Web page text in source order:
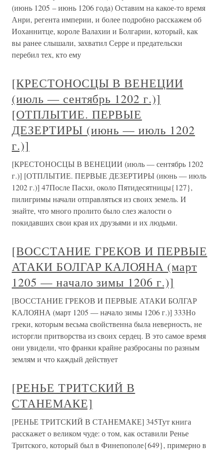
(июнь 1205 – июнь 1206 года) Оставим на какое-то время
Анри, регента империи, и более подробно расскажем об
Иоханнитце, короле Валахии и Болгарии, который, как
вы ранее слышали, захватил Серре и предательски
перебил тех, кто ему
[КРЕСТОНОСЦЫ В ВЕНЕЦИИ
(июль — сентябрь 1202 г.)]
[ОТПЛЫТИЕ. ПЕРВЫЕ
ДЕЗЕРТИРЫ (июнь — июль 1202
г.)]
[КРЕСТОНОСЦЫ В ВЕНЕЦИИ (июль — сентябрь 1202
г.)] [ОТПЛЫТИЕ. ПЕРВЫЕ ДЕЗЕРТИРЫ (июнь — июль
1202 г.)] 47После Пасхи, около Пятидесятницы{127},
пилигримы начали отправляться из своих земель. И
знайте, что много пролито было слез жалости о
покидавших свои края их друзьями и их людьми.
[ВОССТАНИЕ ГРЕКОВ И ПЕРВЫЕ
АТАКИ БОЛГАР КАЛОЯНА (март
1205 — начало зимы 1206 г.)]
[ВОССТАНИЕ ГРЕКОВ И ПЕРВЫЕ АТАКИ БОЛГАР
КАЛОЯНА (март 1205 — начало зимы 1206 г.)] 333Но
греки, которым весьма свойственна была неверность, не
исторгли притворства из своих сердец. В это самое время
они увидели, что франки крайне разбросаны по разным
землям и что каждый действует
[РЕНЬЕ ТРИТСКИЙ В
СТАНЕМАКЕ]
[РЕНЬЕ ТРИТСКИЙ В СТАНЕМАКЕ] 345Тут книга
расскажет о великом чуде: о том, как оставили Ренье
Тритского, который был в Финепополе{649}, примерно в